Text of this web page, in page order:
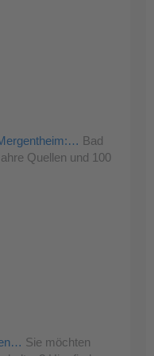
Bad
Quellen und 100
Sie möchten